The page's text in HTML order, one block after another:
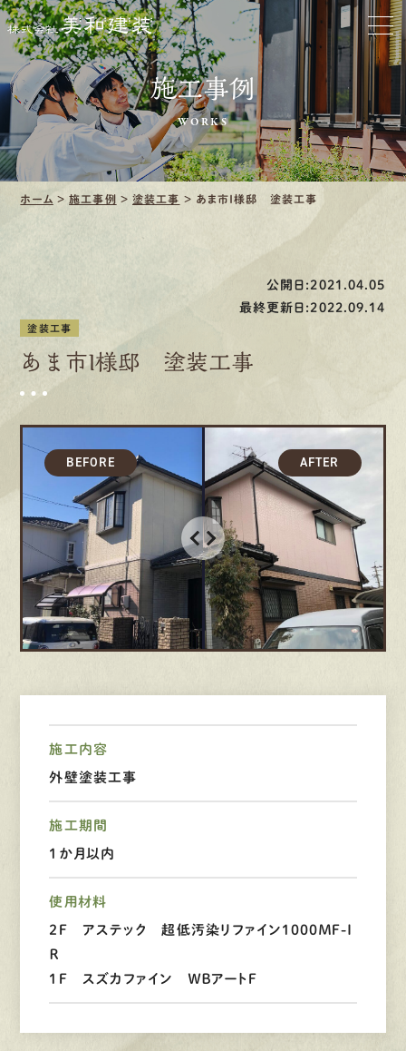
お家をきれいに
会社をきれいに
クリーニング
施工事例
募集要項
先輩インタビュー
エントリー
有 資格者が、無料建物診断いたします!!
Webお問い合わせ
施工事例
WORKS
ホーム >施工事例 >塗装工事 > あま市Ｉ様邸 塗装工事
公開日:2021.04.05
最終更新日:2022.09.14
塗装工事
あま市Ｉ様邸 塗装工事
施工内容
外壁塗装工事
施工期間
1か月以内
使用材料
２Ｆ アステック 超低汚染リファイン１０００ＭＦ-Ｉ
Ｒ
１Ｆ スズカファイン ＷＢアートＦ